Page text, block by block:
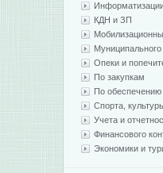
КДН и ЗП
Опеки и
По закупкам
По
Спорта,
Учета и
Финансового
Экономики и